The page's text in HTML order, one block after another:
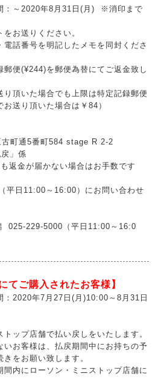
：～2020年8月31日(月) ※消印まで
お送りください。
話番号を明記したメモを同封くださ
便(¥244)を郵便為替にてご返金致し
頂いた場合でも上限は特定記録郵便
送り頂いた場合は￥84）
町通5番町584 stage R 2-2
」係
返金が届かない場合はお手数です
平日11:00～16:00）にお問い合わせ
025-229-5000（平日11:00～16:0
てご購入されたお客様】
：2020年7月27日(月)10:00～8月31日
ップ店舗で払い戻しをいたします。
お客様は、払戻期間中にお持ちの予
をお願い致します。
間内にローソン・ミニストップ店舗に